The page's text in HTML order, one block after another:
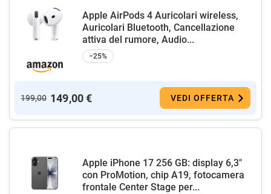
Apple AirPods 4 Auricolari wireless,
Auricolari Bluetooth, Cancellazione
attiva del rumore, Audio...
−25%
199,00 149,00 € VEDI OFFERTA
Apple iPhone 17 256 GB: display 6,3"
con ProMotion, chip A19, fotocamera
frontale Center Stage per...